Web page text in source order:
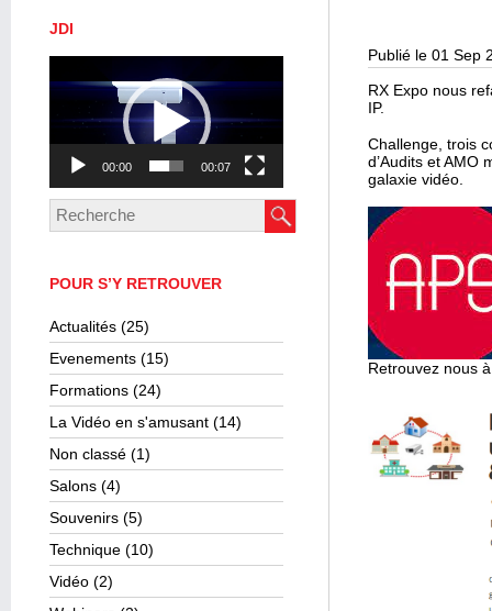
JDI
vidéo
00:00 00:07
POUR S’Y RETROUVER
Actualités (25)
Evenements (15)
Formations (24)
La Vidéo en s'amusant (14)
Non classé (1)
Salons (4)
Souvenirs (5)
Technique (10)
Vidéo (2)
Publié le 01 Sep
RX Expo nous
IP.
Challenge, trois
d’Audits et AMO
galaxie vidéo.
Retrouvez nous